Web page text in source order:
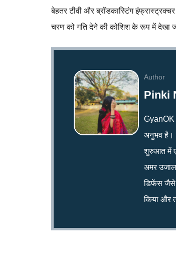
बेहतर टीवी और ब्रॉडकास्टिंग
चरण को गति देने की कोशिश के रूप में देखा
Author
Pinki
GyanOK
अनुभव है।
शुरुआत में
अमर
डिफेंस जैसे
किया और